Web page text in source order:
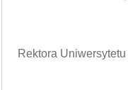
Rektora